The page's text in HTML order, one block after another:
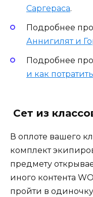
Саргераса.
Подробнее
Аннигилят и
Подробнее
и как
Сет из
В оплоте вашего
комплект
предмету
иного контента
пройти в